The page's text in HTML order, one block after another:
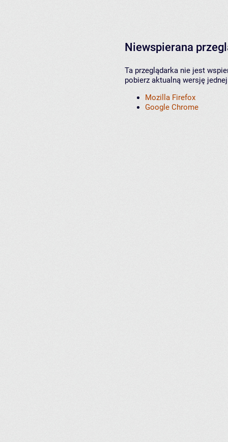
Niewspierana
Ta przeglądarka nie jest
pobierz aktualną wersję
Mozilla Firefox
Google Chrome